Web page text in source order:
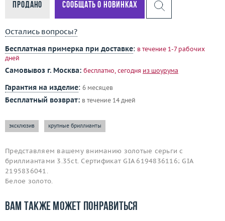
Продано Сообщать о новинках
Остались вопросы?
Бесплатная примерка при доставке: в течение 1-7 рабочих
дней
Самовывоз г. Москва: бесплатно, сегодня из шоурума
Гарантия на изделие: 6 месяцев
Бесплатный возврат: в течение 14 дней
эксклюзив крупные бриллианты
Представляем вашему вниманию золотые серьги с
бриллиантами 3.35ct. Сертификат GIA 6194836116; GIA
2195836041.
Белое золото.
Вам также может понравиться